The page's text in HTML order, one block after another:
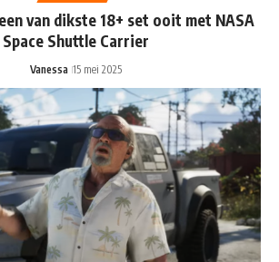
van dikste 18+ set ooit met NASA
Space Shuttle Carrier
Vanessa 15 mei 2025